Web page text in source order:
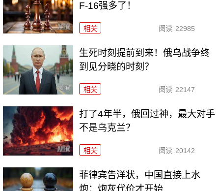
F-16强多了！
相关 阅读 22985
生死时刻提前到来！俄乌战争终
到见分晓的时刻？
相关 阅读 22147
打了4年半，俄回过神，最大对手
不是乌克兰？
相关 阅读 20142
菲律宾告洋状，中国直接上水
炮：炮灰代价才开始